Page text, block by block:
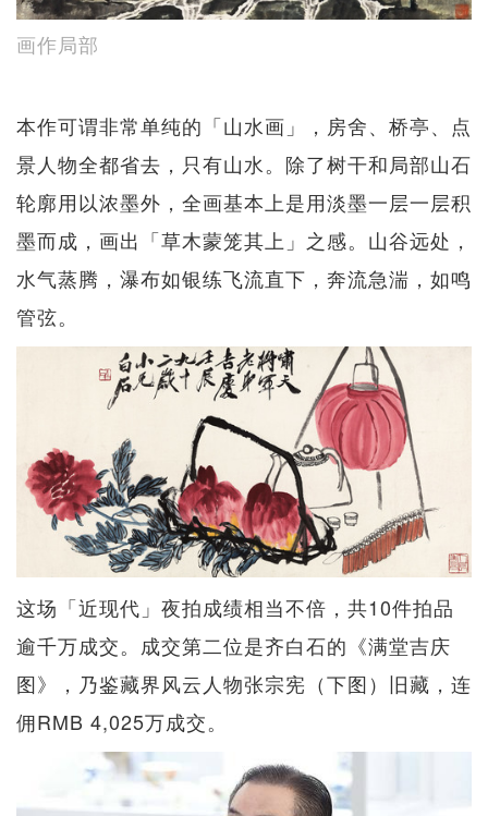
画作局部
本作可谓非常单纯的「山水画」，房舍、桥亭、点
景人物全都省去，只有山水。除了树干和局部山石
轮廓用以浓墨外，全画基本上是用淡墨一层一层积
墨而成，画出「草木蒙笼其上」之感。山谷远处，
水气蒸腾，瀑布如银练飞流直下，奔流急湍，如鸣
管弦。
这场「近现代」夜拍成绩相当不倍，共10件拍品
逾千万成交。成交第二位是齐白石的《满堂吉庆
图》，乃鉴藏界风云人物张宗宪（下图）旧藏，连
佣RMB 4,025万成交。